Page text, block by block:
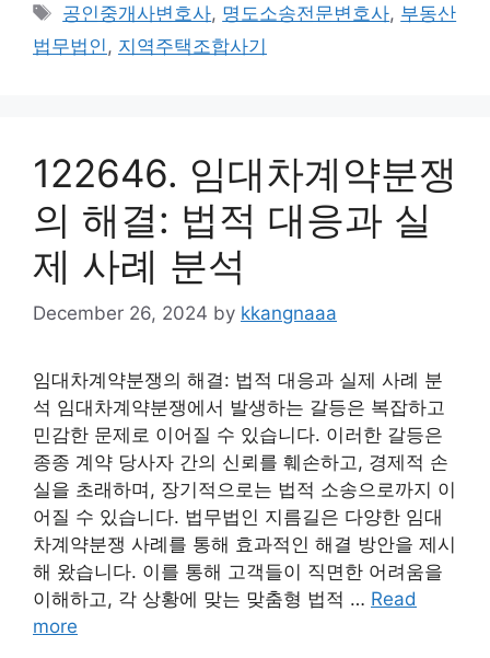
Tags
공인중개사변호사, 명도소송전문변호사, 부동산
법무법인 , 지역주택조합사기
122646. 임대차계약분쟁
의 해결: 법적 대응과 실
제 사례 분석
December 26, 2024 by kkangnaaa
임대차계약분쟁의 해결: 법적 대응과 실제 사례 분
석 임대차계약분쟁에서 발생하는 갈등은 복잡하고
민감한 문제로 이어질 수 있습니다. 이러한 갈등은
종종 계약 당사자 간의 신뢰를 훼손하고, 경제적 손
실을 초래하며, 장기적으로는 법적 소송으로까지 이
어질 수 있습니다. 법무법인 지름길은 다양한 임대
차계약분쟁 사례를 통해 효과적인 해결 방안을 제시
해 왔습니다. 이를 통해 고객들이 직면한 어려움을
이해하고, 각 상황에 맞는 맞춤형 법적 … Read
more